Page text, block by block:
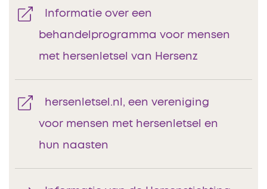
Informatie over een
behandelprogramma voor mensen
met hersenletsel van Hersenz
hersenletsel.nl, een vereniging
voor mensen met hersenletsel en
hun naasten